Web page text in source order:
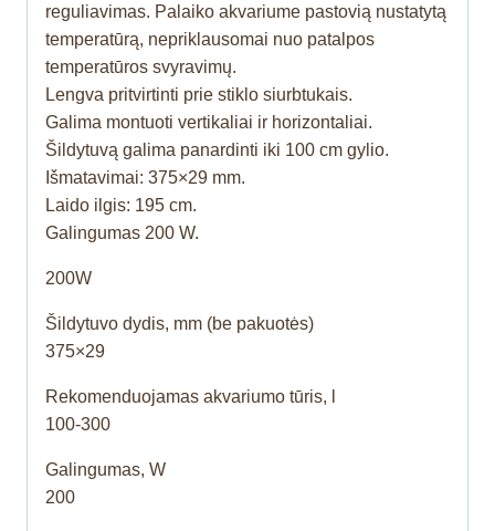
reguliavimas. Palaiko akvariume pastovią nustatytą
temperatūrą, nepriklausomai nuo patalpos
temperatūros svyravimų.
Lengva pritvirtinti prie stiklo siurbtukais.
Galima montuoti vertikaliai ir horizontaliai.
Šildytuvą galima panardinti iki 100 cm gylio.
Išmatavimai: 375×29 mm.
Laido ilgis: 195 cm.
Galingumas 200 W.
200W
Šildytuvo dydis, mm (be pakuotės)
375×29
Rekomenduojamas akvariumo tūris, l
100-300
Galingumas, W
200